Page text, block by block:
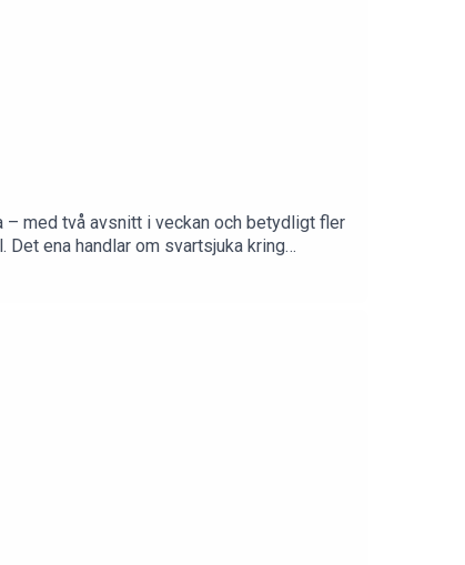
med två avsnitt i veckan och betydligt fler
ena handlar om svartsjuka kring
för träning och sport. Hur mycket ska
och ange koden "mathildaandrea" när